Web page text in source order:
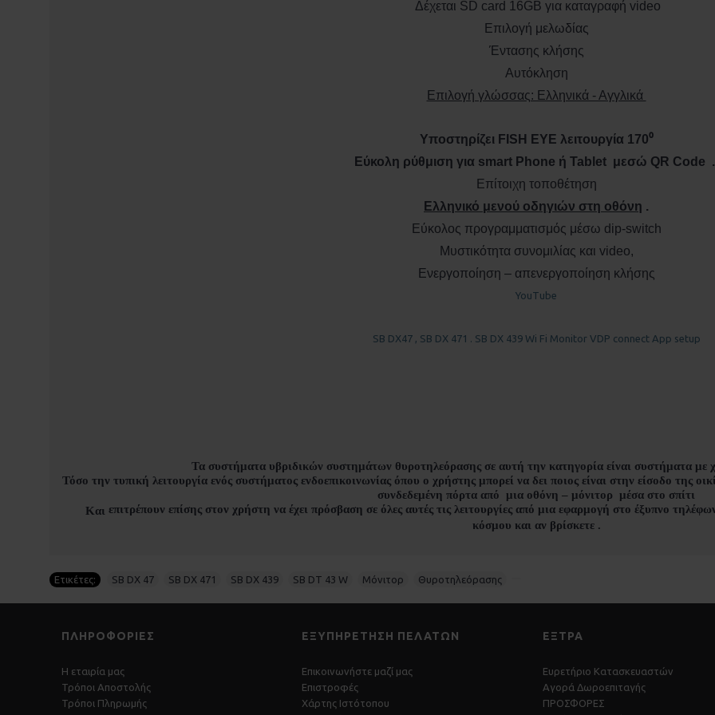
Δέχεται SD card 16GB για καταγραφή video
Επιλογή μελωδίας
Έντασης κλήσης
Αυτόκληση
Επιλογή γλώσσας: Ελληνικά - Αγγλικά
Υποστηρίζει FISH EYE λειτουργία 170⁰
Εύκολη ρύθμιση για smart Phone ή Tablet μεσώ QR Code .
Επίτοιχη τοποθέτηση
Ελληνικό μενού οδηγιών στη οθόνη .
Εύκολος προγραμματισμός μέσω dip-switch
Μυστικότητα συνομιλίας και video,
Ενεργοποίηση – απενεργοποίηση κλήσης
YouTube
SB DX47 , SB DX 471 . SB DX 439 Wi Fi Monitor VDP connect App setup
Τα συστήματα υβριδικών συστημάτων θυροτηλεόρασης σε αυτή την κατηγορία είναι συστήματα με
Τόσο την τυπική λειτουργία ενός συστήματος ενδοεπικοινωνίας όπου ο χρήστης μπορεί να δει ποιος είναι στην είσοδο της
συνδεδεμένη πόρτα από μια οθόνη – μόνιτορ μέσα στο σπίτι
Και επιτρέπουν επίσης στον χρήστη να έχει πρόσβαση σε όλες αυτές τις λειτουργίες από μια εφαρμογή στο έξυπνο
κόσμου και αν βρίσκετε .
Ετικέτες: SB DX 47 SB DX 471 SB DX 439 SB DT 43 W Μόνιτορ Θυροτηλεόρασης
ΠΛΗΡΟΦΟΡΊΕΣ
Η εταιρία μας
Τρόποι Αποστολής
Τρόποι Πληρωμής
ΕΞΥΠΗΡΈΤΗΣΗ ΠΕΛΑΤΏΝ
Επικοινωνήστε μαζί μας
Επιστροφές
Χάρτης Ιστότοπου
ΕΞΤΡΑ
Ευρετήριο Κατασκευαστών
Αγορά Δωροεπιταγής
ΠΡΟΣΦΟΡΕΣ